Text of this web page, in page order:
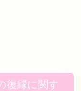
復縁に関す